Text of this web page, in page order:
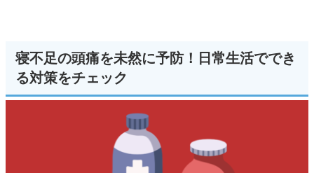
寝不足の頭痛を未然に予防！日常生活ででき
る対策をチェック